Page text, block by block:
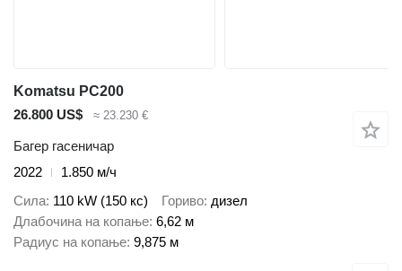
Komatsu PC200
26.800 US$
≈ 23.230 €
Багер гасеничар
2022
1.850 м/ч
Сила 110 kW (150 кс) Гориво дизел
Длабочина на копање 6,62 м
Радиус на копање 9,875 м